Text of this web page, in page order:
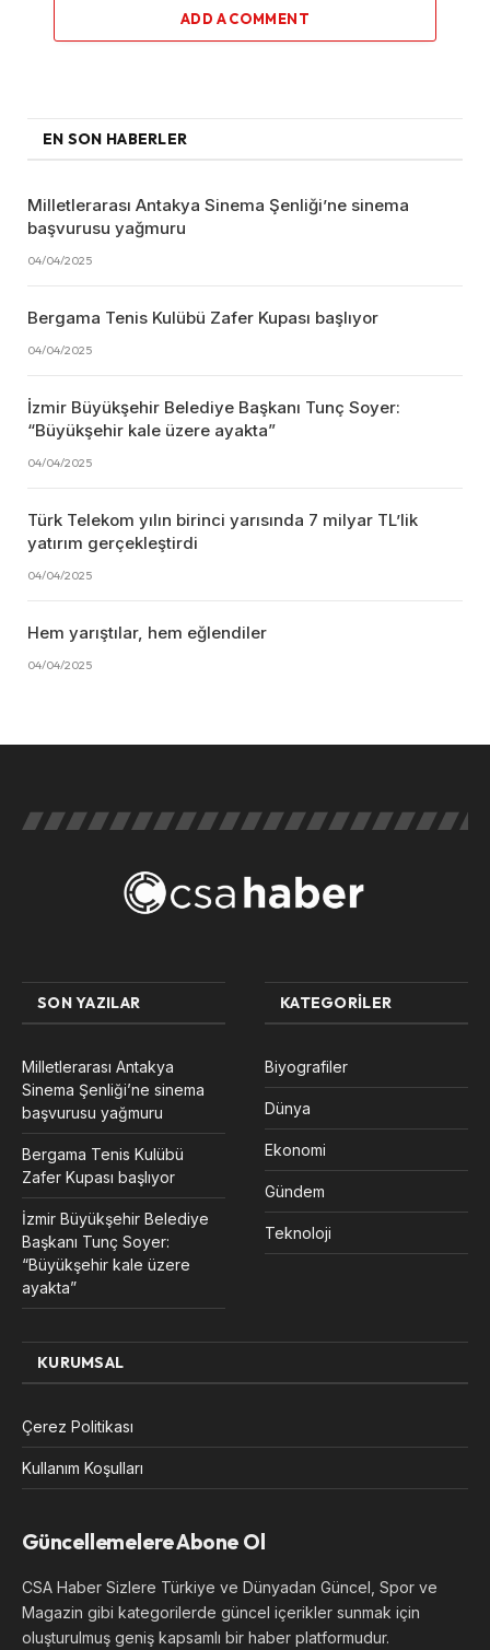
ADD A COMMENT
EN SON HABERLER
Milletlerarası Antakya Sinema Şenliği’ne sinema
başvurusu yağmuru
04/04/2025
Bergama Tenis Kulübü Zafer Kupası başlıyor
04/04/2025
İzmir Büyükşehir Belediye Başkanı Tunç Soyer:
“Büyükşehir kale üzere ayakta”
04/04/2025
Türk Telekom yılın birinci yarısında 7 milyar TL’lik
yatırım gerçekleştirdi
04/04/2025
Hem yarıştılar, hem eğlendiler
04/04/2025
SON YAZILAR
Milletlerarası Antakya
Sinema Şenliği’ne sinema
başvurusu yağmuru
Bergama Tenis Kulübü
Zafer Kupası başlıyor
İzmir Büyükşehir Belediye
Başkanı Tunç Soyer:
“Büyükşehir kale üzere
ayakta”
KATEGORILER
Biyografiler
Dünya
Ekonomi
Gündem
Teknoloji
KURUMSAL
Çerez Politikası
Kullanım Koşulları
Güncellemelere Abone Ol
CSA Haber Sizlere Türkiye ve Dünyadan Güncel, Spor ve
Magazin gibi kategorilerde güncel içerikler sunmak için
oluşturulmuş geniş kapsamlı bir haber platformudur.